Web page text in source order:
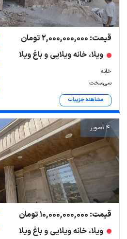
قیمت: 2,000,000,000 تومان
ویلا، خانه ویلایی و باغ ویلا
خانه
سی‌سخت
مشاهده جزییات
4 تصویر
قیمت: 10,000,000,000 تومان
ویلا، خانه ویلایی و باغ ویلا